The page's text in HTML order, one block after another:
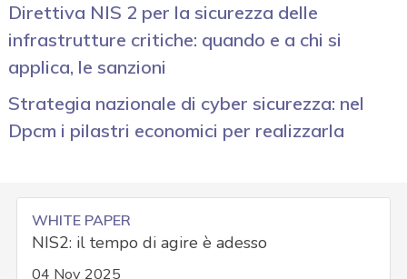
Direttiva NIS 2 per la sicurezza delle
infrastrutture critiche: quando e a chi si
applica, le sanzioni
Strategia nazionale di cyber sicurezza: nel
Dpcm i pilastri economici per realizzarla
WHITE PAPER
NIS2: il tempo di agire è adesso
04 Nov 2025